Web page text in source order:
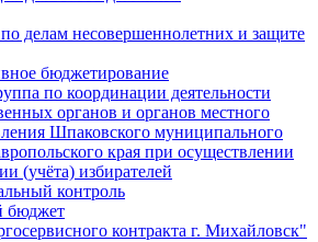
делам несовершеннолетних и защите
бюджетирование
по координации деятельности
органов и органов местного
Шпаковского муниципального
края при осуществлении
(учёта) избирателей
контроль
бюджет
контракта г. Михайловск"